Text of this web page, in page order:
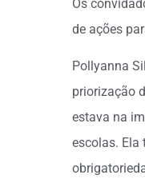
Os
de ações
Pollyanna
priorização
estava na
escolas. Ela